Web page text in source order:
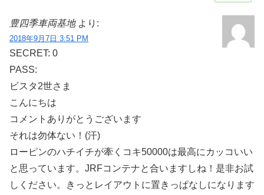
豊四季車両基地 より:
2018年9月7日 3:51 PM
SECRET: 0
PASS:
ビスタ2世さま
こんにちは
コメントありがとうございます
それは勿体ない！(汗)
ローピンのハチイチが牽くコキ50000は最高にカッコいい
と思っています。JRFコンテナと合いますしね！是非お試
しください。きっとレイアウトに置きっぱなしになります